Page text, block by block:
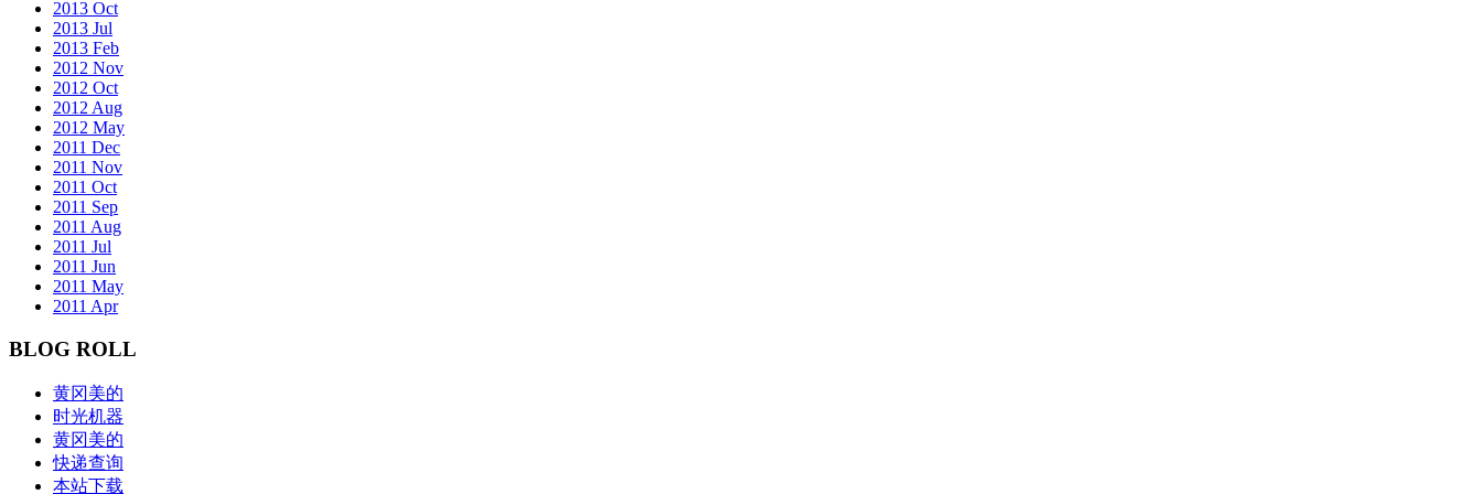
2013 Oct
2013 Jul
2013 Feb
2012 Nov
2012 Oct
2012 Aug
2012 May
2011 Dec
2011 Nov
2011 Oct
2011 Sep
2011 Aug
2011 Jul
2011 Jun
2011 May
2011 Apr
BLOG ROLL
黄冈美的
时光机器
黄冈美的
快递查询
本站下载